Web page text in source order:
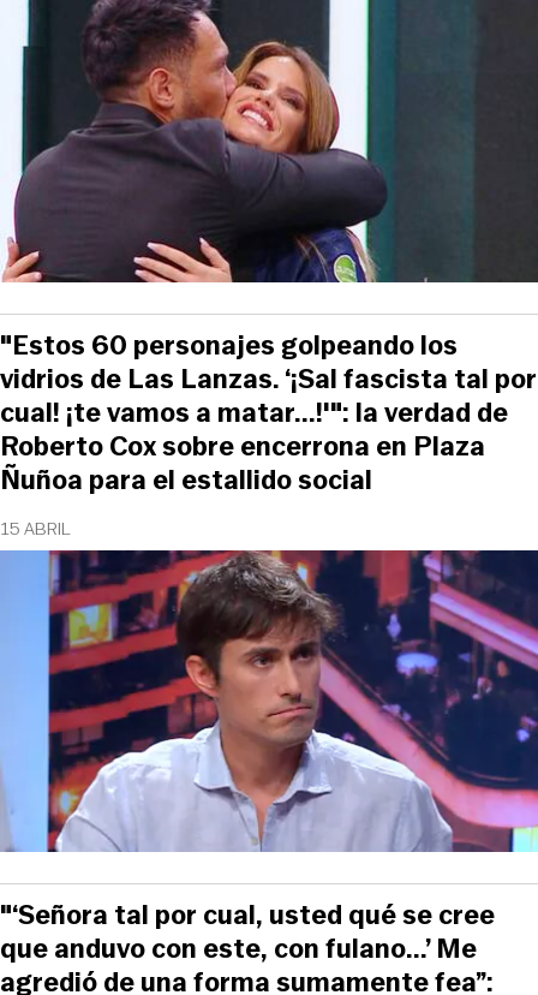
15 ABRIL
"Estos 60 personajes golpeando los
vidrios de Las Lanzas. ‘¡Sal fascista tal por
cual! ¡te vamos a matar...!'": la verdad de
Roberto Cox sobre encerrona en Plaza
Ñuñoa para el estallido social
"‘Señora tal por cual, usted qué se cree
que anduvo con este, con fulano...’ Me
agredió de una forma sumamente fea”: